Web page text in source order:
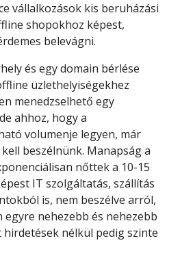
vállalkozások kis beruházási
shopokhoz képest,
belevágni.
és egy domain bérlése
üzlethelyiségekhez
menedzselhető egy
ahhoz, hogy a
volumenje legyen, már
beszélnünk. Manapság a
nőttek a 10-15
IT szolgáltatás, szállítás
is, nem beszélve arról,
nehezebb és nehezebb
nélkül pedig szinte